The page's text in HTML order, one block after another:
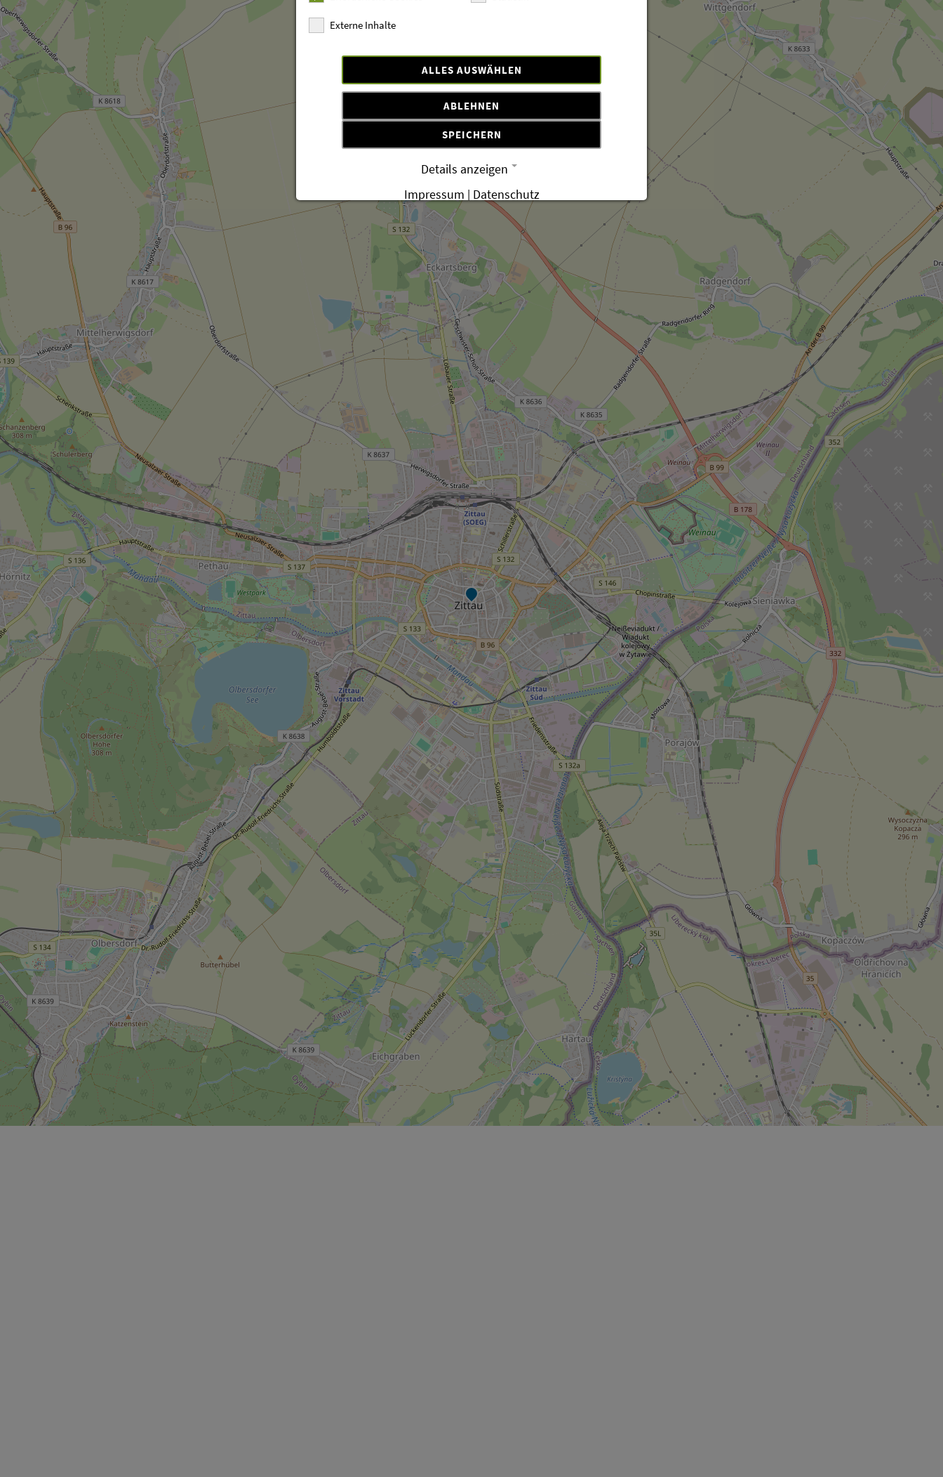
Externe Inhalte
ALLES AUSWÄHLEN
ABLEHNEN
SPEICHERN
Details anzeigen
Impressum | Datenschutz